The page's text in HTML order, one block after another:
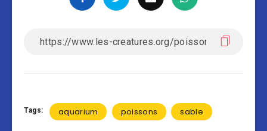
Tags: aquarium poissons sable